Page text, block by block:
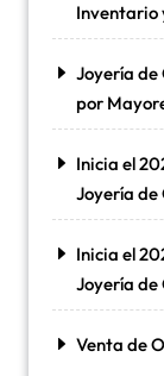
Inventario
Joyería de
por
Inicia el
Joyería de
Inicia el
Joyería de
Venta de